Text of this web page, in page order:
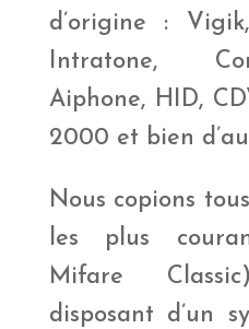
d’origine :
Intratone,
Aiphone, HID,
2000 et bien
Nous copions
les plus
Mifare
disposant d’un